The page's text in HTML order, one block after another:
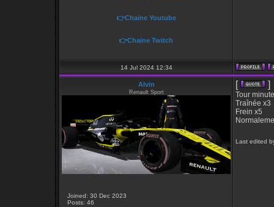
👉Chaine Youtube
👉Chaine Twitch
14 Jul 2024 12:34
Alvin
Renault Sport
Joined: 30 Dec 2023
Posts: 46
[ ]
Tour
Traînée x3
Frein x5
Last edited